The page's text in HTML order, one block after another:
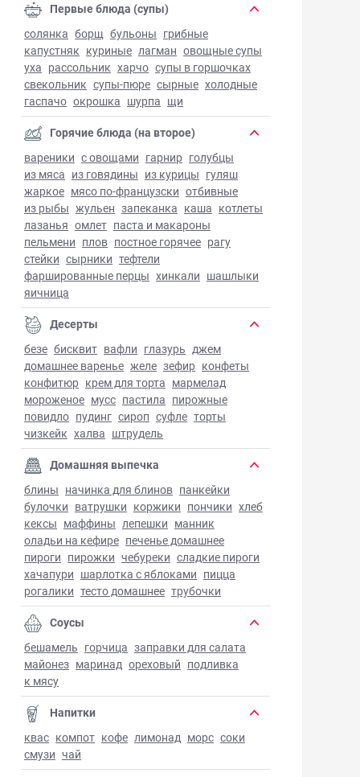
Первые блюда (супы)
солянка борщ бульоны грибные
капустняк куриные лагман овощные супы
уха рассольник харчо супы в горшочках
свекольник супы-пюре сырные холодные
гаспачо окрошка шурпа щи
Горячие блюда (на второе)
вареники с овощами гарнир голубцы
из мяса из говядины из курицы гуляш
жаркое мясо по-французски отбивные
из рыбы жульен запеканка каша котлеты
лазанья омлет паста и макароны
пельмени плов постное горячее рагу
стейки сырники тефтели
фаршированные перцы хинкали шашлыки
яичница
Десерты
безе бисквит вафли глазурь джем
домашнее варенье желе зефир конфеты
конфитюр крем для торта мармелад
мороженое мусс пастила пирожные
повидло пудинг сироп суфле торты
чизкейк халва штрудель
Домашняя выпечка
блины начинка для блинов панкейки
булочки ватрушки коржики пончики хлеб
кексы маффины лепешки манник
оладьи на кефире печенье домашнее
пироги пирожки чебуреки сладкие пироги
хачапури шарлотка с яблоками пицца
рогалики тесто домашнее трубочки
Соусы
бешамель горчица заправки для салата
майонез маринад ореховый подливка
к мясу
Напитки
квас компот кофе лимонад морс соки
смузи чай